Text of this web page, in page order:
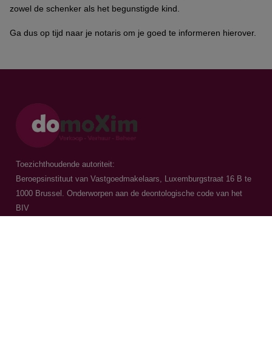
zowel de schenker als het begunstigde kind.
Ga dus op tijd naar je notaris om je goed te informeren hierover.
Toezichthoudende autoriteit:
Beroepsinstituut van Vastgoedmakelaars, Luxemburgstraat 16 B te
1000 Brussel. Onderworpen aan de deontologische code van het
BIV